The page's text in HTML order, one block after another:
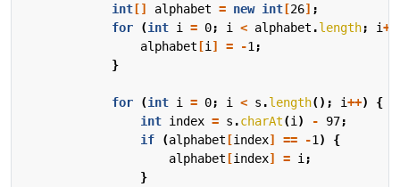
int [] alphabet = new int [26] ;
for
(int i = 0; i < alphabet .length; i++
alphabet [i ] = -1 ;
}
for (int i = 0; i < s .length(); i++)
{
int index = s .charAt(i ) - 97;
if
(alphabet [index] == -1 )
{
alphabet [index] = i ;
}